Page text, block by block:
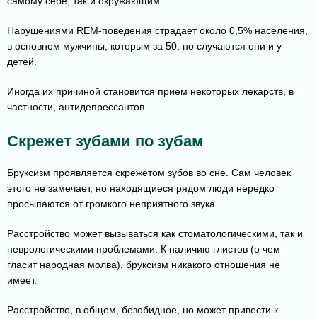
Нарушениями REM-поведения страдает около 0,5% населения,
в основном мужчины, которым за 50, но случаются они и у
детей.
Иногда их причиной становится прием некоторых лекарств, в
частности, антидепрессантов.
Скрежет зубами по зубам
Бруксизм проявляется скрежетом зубов во сне. Сам человек
этого не замечает, но находящиеся рядом люди нередко
просыпаются от громкого неприятного звука.
Расстройство может вызываться как стоматологическими, так и
неврологическими проблемами. К наличию глистов (о чем
гласит народная молва), бруксизм никакого отношения не
имеет.
Расстройство, в общем, безобидное, но может привести к